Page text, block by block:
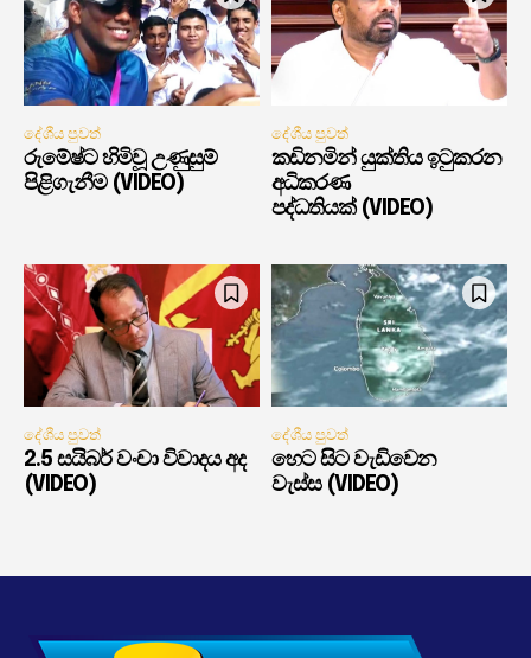
දේශීය පුවත්
රුමේෂ්ට හිමිවූ උණුසුම්
පිළිගැනීම (VIDEO)
දේශීය පුවත්
කඩිනමින් යුක්තිය ඉටුකරන
අධිකරණ
පද්ධතියක් (VIDEO)
දේශීය පුවත්
2.5 සයිබර් වංචා විවාදය අද
(VIDEO)
දේශීය පුවත්
හෙට සිට වැඩිවෙන
වැස්ස (VIDEO)